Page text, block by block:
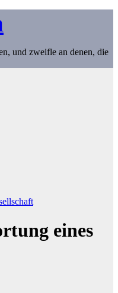
und zweifle an denen, die
eines